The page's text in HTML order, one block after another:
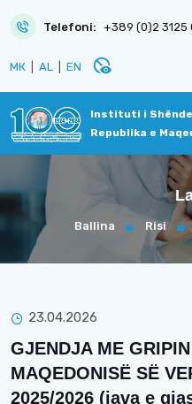
Telefoni: +389 (0)2 3125
МК AL EN disabled_visible
Instituti i
Republika e
Ballina Risi
23.04.2026
GJENDJA ME
MAQEDONISË SË
2025/2026 (java e